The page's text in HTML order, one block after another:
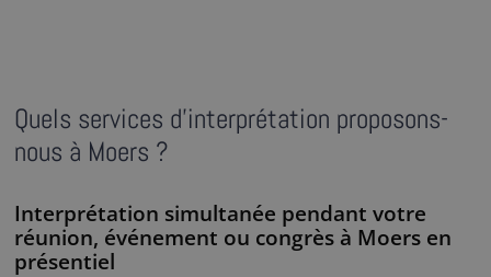
Quels services d’interprétation proposons-
nous à Moers ?
Interprétation simultanée pendant votre
réunion, événement ou congrès à Moers en
présentiel